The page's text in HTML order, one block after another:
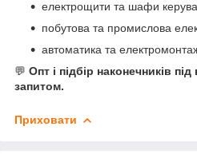
електрощити та шафи
побутова та промислова
автоматика та
💬 Опт і підбір наконечників
запитом.
Приховати